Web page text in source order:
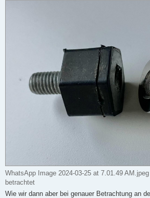
WhatsApp Image 2024-03-25 at 7.01.49
betrachtet
Wie wir dann aber bei genauer Betrachtung an